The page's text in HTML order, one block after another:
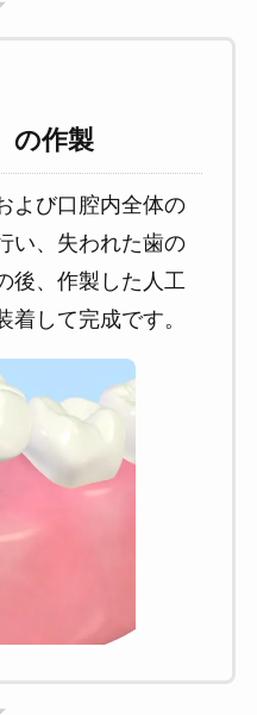
の作製
よび口腔内全体の
い、失われた歯の
後、作製した人工
して完成です。